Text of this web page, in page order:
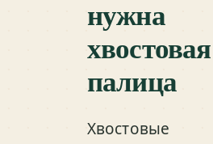
нужна
хвостовая
палица
Хвостовые